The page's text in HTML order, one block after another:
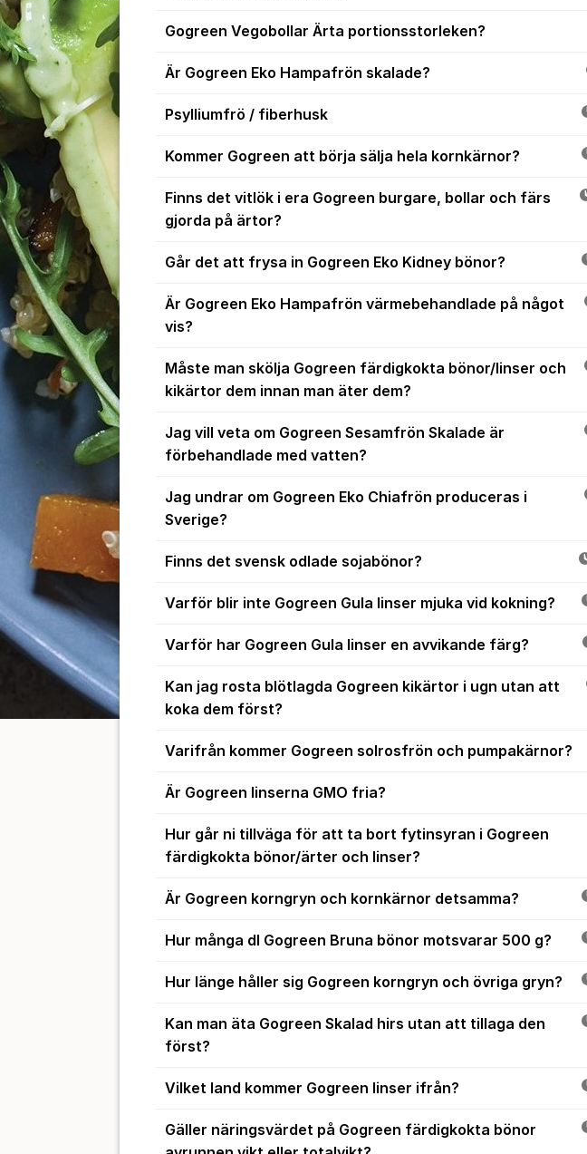
Gogreen Vegobollar Ärta portionsstorleken?
Är Gogreen Eko Hampafrön skalade?
Psylliumfrö / fiberhusk
Kommer Gogreen att börja sälja hela kornkärnor?
Finns det vitlök i era Gogreen burgare, bollar och färs
gjorda på ärtor?
Går det att frysa in Gogreen Eko Kidney bönor?
Är Gogreen Eko Hampafrön värmebehandlade på något
vis?
Måste man skölja Gogreen färdigkokta bönor/linser och
kikärtor dem innan man äter dem?
Jag vill veta om Gogreen Sesamfrön Skalade är
förbehandlade med vatten?
Jag undrar om Gogreen Eko Chiafrön produceras i
Sverige?
Finns det svensk odlade sojabönor?
Varför blir inte Gogreen Gula linser mjuka vid kokning?
Varför har Gogreen Gula linser en avvikande färg?
Kan jag rosta blötlagda Gogreen kikärtor i ugn utan att
koka dem först?
Varifrån kommer Gogreen solrosfrön och pumpakärnor?
Är Gogreen linserna GMO fria?
Hur går ni tillväga för att ta bort fytinsyran i Gogreen
färdigkokta bönor/ärter och linser?
Är Gogreen korngryn och kornkärnor detsamma?
Hur många dl Gogreen Bruna bönor motsvarar 500 g?
Hur länge håller sig Gogreen korngryn och övriga gryn?
Kan man äta Gogreen Skalad hirs utan att tillaga den
först?
Vilket land kommer Gogreen linser ifrån?
Gäller näringsvärdet på Gogreen färdigkokta bönor